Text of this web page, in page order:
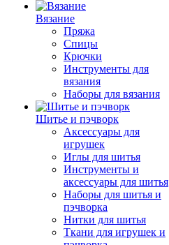
Вязание
Пряжа
Спицы
Крючки
Инструменты для
вязания
Наборы для вязания
Шитье и пэчворк
Аксессуары для
игрушек
Иглы для шитья
Инструменты и
аксессуары для шитья
Наборы для шитья и
пэчворка
Нитки для шитья
Ткани для игрушек и